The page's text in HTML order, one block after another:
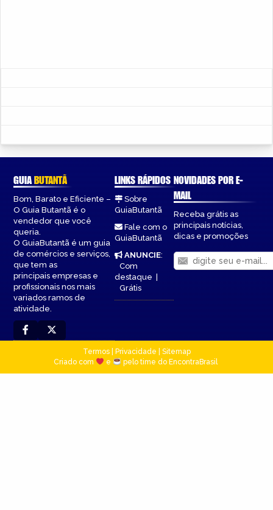
GUIABUTANTÃ
Bom, Barato e Eficiente –
O Guia Butantã é o
vendedor que você
queria.
O GuiaButantã é um guia
de comércios e serviços,
que tem as
principais empresas e
profissionais nos mais
variados ramos de
atividade.
LINKS RÁPIDOS
Sobre
GuiaButantã
Fale com o
GuiaButantã
ANUNCIE:
Com
destaque|
Grátis
NOVIDADES POR E-
MAIL
Receba grátis as
principais notícias,
dicas e promoções
Termos| Privacidade
Sitemap
Criado com
e pelo time do EncontraBrasil